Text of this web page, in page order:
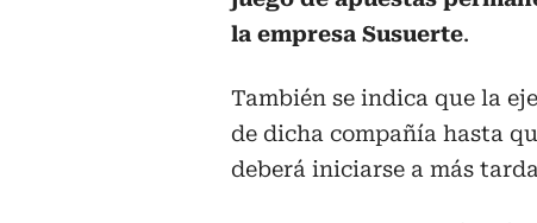
la empresa Susuerte.
También se indica que la
de dicha compañía hasta
deberá iniciarse a más